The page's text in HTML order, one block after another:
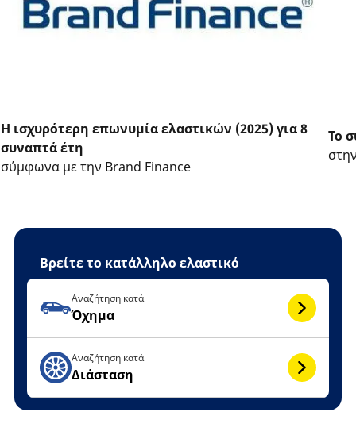
Η ισχυρότερη επωνυμία ελαστικών (2025) για 8
συναπτά έτη
σύμφωνα με την Brand Finance
Το
Βρείτε το κατάλληλο ελαστικό
Αναζήτηση κατά
Όχημα
Αναζήτηση κατά
Διάσταση